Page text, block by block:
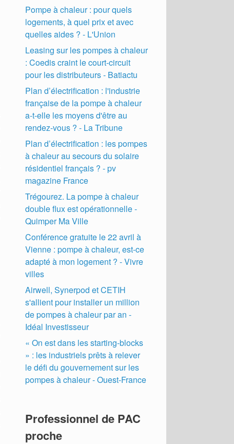
Pompe à chaleur : pour quels
logements, à quel prix et avec
quelles aides ? - L'Union
Leasing sur les pompes à chaleur
: Coedis craint le court-circuit
pour les distributeurs - Batiactu
Plan d’électrification : l'industrie
française de la pompe à chaleur
a-t-elle les moyens d'être au
rendez-vous ? - La Tribune
Plan d’électrification : les pompes
à chaleur au secours du solaire
résidentiel français ? - pv
magazine France
Trégourez. La pompe à chaleur
double flux est opérationnelle -
Quimper Ma Ville
Conférence gratuite le 22 avril à
Vienne : pompe à chaleur, est-ce
adapté à mon logement ? - Vivre
villes
Airwell, Synerpod et CETIH
s'allient pour installer un million
de pompes à chaleur par an -
Idéal Investisseur
« On est dans les starting-blocks
» : les industriels prêts à relever
le défi du gouvernement sur les
pompes à chaleur - Ouest-France
Professionnel de PAC
proche